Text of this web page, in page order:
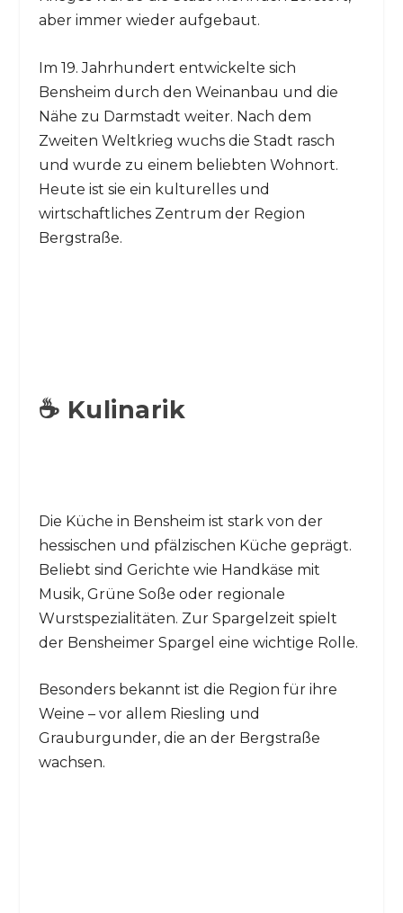
aber immer wieder aufgebaut.
Im 19. Jahrhundert entwickelte sich
Bensheim durch den Weinanbau und die
Nähe zu Darmstadt weiter. Nach dem
Zweiten Weltkrieg wuchs die Stadt rasch
und wurde zu einem beliebten Wohnort.
Heute ist sie ein kulturelles und
wirtschaftliches Zentrum der Region
Bergstraße.
☕ Kulinarik
Die Küche in Bensheim ist stark von der
hessischen und pfälzischen Küche geprägt.
Beliebt sind Gerichte wie Handkäse mit
Musik, Grüne Soße oder regionale
Wurstspezialitäten. Zur Spargelzeit spielt
der Bensheimer Spargel eine wichtige Rolle.
Besonders bekannt ist die Region für ihre
Weine – vor allem Riesling und
Grauburgunder, die an der Bergstraße
wachsen.